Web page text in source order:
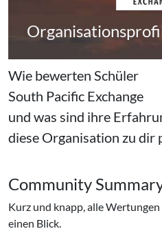
Wie bewerten Schüler
South Pacific Exchange
und was sind ihre
diese Organisation zu dir
Community
Kurz und knapp, alle
einen Blick.